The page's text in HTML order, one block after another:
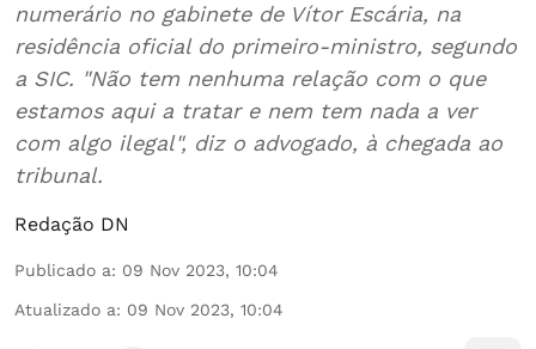
numerário no gabinete de Vítor Escária​, na
residência oficial do primeiro-ministro, segundo
a SIC. ​​​​​​"Não tem nenhuma relação com o que
estamos aqui a tratar e nem tem nada a ver
com algo ilegal", diz o advogado, à chegada ao
tribunal.
Redação DN
Publicado a: 09 Nov 2023, 10:04
Atualizado a: 09 Nov 2023, 10:04